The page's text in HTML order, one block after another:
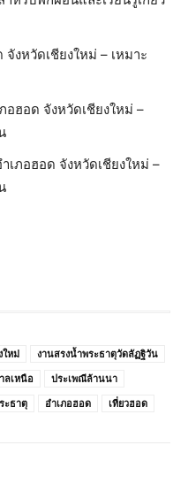
งหวัดเชียงใหม่ – เหมาะ
อฮอด จังหวัดเชียงใหม่ –
เภอฮอด จังหวัดเชียงใหม่ –
ใหม่
งานสรงน้ำพระธาตุวัดลัฏฐิวัน
ลเหนือ
ประเพณีล้านนา
ะธาตุ อำเภอฮอด เที่ยวฮอด